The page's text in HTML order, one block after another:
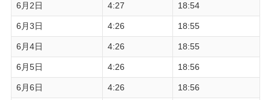
6月2日 4:27 18:54
6月3日 4:26 18:55
6月4日 4:26 18:55
6月5日 4:26 18:56
6月6日 4:26 18:56